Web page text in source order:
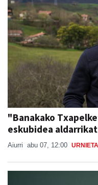
"Banakako
eskubidea
Aiurri abu 07, 12:00 URNIETA